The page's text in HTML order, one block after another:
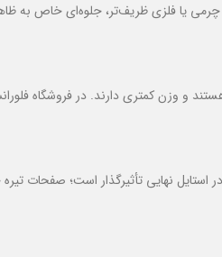
چرمی یا فلزی ظریف‌تر، جلوه‌ای خاص به
و وزن کمتری دارند. در فروشگاه
نهایی تأثیرگذار است؛ صفحات